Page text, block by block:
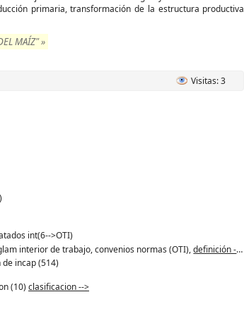
primaria, transformación de la estructura productiva
MAÍZ" »
Visitas: 3
int(6-->OTI)
interior de trabajo, convenios normas (OTI),definición -->
incap (514)
(10) clasificacion -->